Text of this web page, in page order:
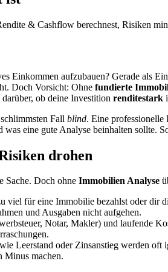
& Cashflow berechnest, Risiken
Einkommen aufzubauen? Gerade als
Doch Vorsicht: Ohne fundierte
ob deine Investition renditestark
Fall blind. Eine
eine gute Analyse beinhalten sollte.
drohen
Sache. Doch ohne Immobilien Analyse
viel für eine Immobilie bezahlst oder dir
und Ausgaben nicht aufgehen.
Notar, Makler) und laufende
Leerstand oder Zinsanstieg werden oft
Minus machen.